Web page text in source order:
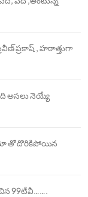
ప్రకాష్ , హఠాత్తుగా
అసలు నెయ్యే
వీడియో తో దొరికిపోయిన
99టీవీ…….